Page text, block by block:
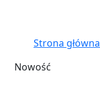
Strona główna
Nowość